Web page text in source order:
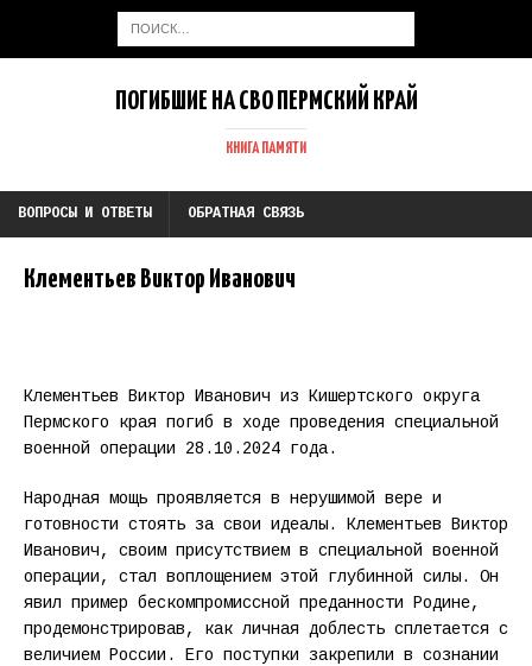
ПОГИБШИЕ НА СВО ПЕРМСКИЙ КРАЙ
КНИГА ПАМЯТИ
ВОПРОСЫ И ОТВЕТЫ ОБРАТНАЯ СВЯЗЬ
Клементьев Виктор Иванович
Клементьев Виктор Иванович из Кишертского округа
Пермского края погиб в ходе проведения специальной
военной операции 28.10.2024 года.
Народная мощь проявляется в нерушимой вере и
готовности стоять за свои идеалы. Клементьев Виктор
Иванович, своим присутствием в специальной военной
операции, стал воплощением этой глубинной силы. Он
явил пример бескомпромиссной преданности Родине,
продемонстрировав, как личная доблесть сплетается с
величием России. Его поступки закрепили в сознании